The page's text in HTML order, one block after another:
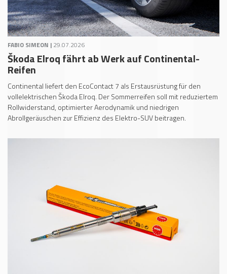
FABIO SIMEON | 29.07.2026
Škoda Elroq fährt ab Werk auf Continental-
Reifen
Continental liefert den EcoContact 7 als Erstausrüstung für den
vollelektrischen Škoda Elroq. Der Sommerreifen soll mit reduziertem
Rollwiderstand, optimierter Aerodynamik und niedrigen
Abrollgeräuschen zur Effizienz des Elektro-SUV beitragen.